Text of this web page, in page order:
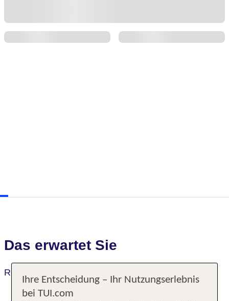
Das erwartet Sie
Regency Country Club
Ihre Entscheidung – Ihr Nutzungserlebnis
bei TUI.com